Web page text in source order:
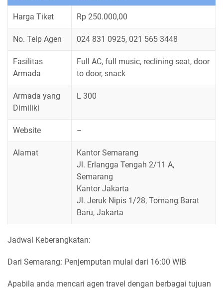
Harga Tiket Rp 250.000,00
No. Telp Agen 024 831 0925, 021 565 3448
Fasilitas
Armada
Full AC, full music, reclining seat, door
to door, snack
Armada yang
Dimiliki
L 300
Website –
Alamat
Kantor Semarang
Jl. Erlangga Tengah 2/11 A,
Semarang
Kantor Jakarta
Jl. Jeruk Nipis 1/28, Tomang Barat
Baru, Jakarta
Jadwal Keberangkatan:
Dari Semarang: Penjemputan mulai dari 16:00 WIB
Apabila anda mencari agen travel dengan berbagai tujuan